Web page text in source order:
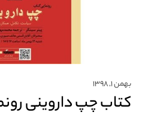
بهمن ۱, ۱۳۹۸
کتاب چپ داروینی